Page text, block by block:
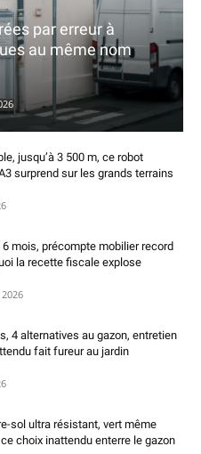
par erreur à
au même nom
jusqu’à 3 500 m, ce robot
surprend sur les grands terrains
6 mois, précompte mobilier record
la recette fiscale explose
4 alternatives au gazon, entretien
fait fureur au jardin
sol ultra résistant, vert même
choix inattendu enterre le gazon